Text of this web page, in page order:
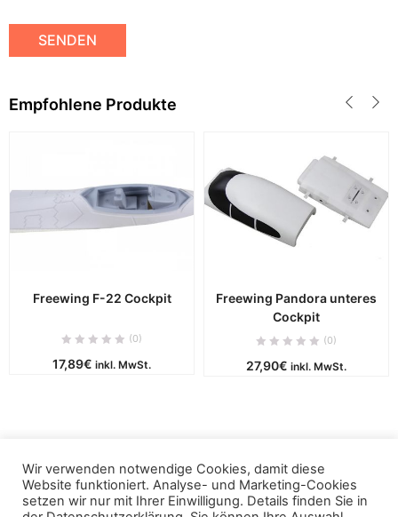
Empfohlene Produkte
Freewing F-22 Cockpit
(0)
17,89€ inkl. MwSt.
Freewing Pandora unteres
Cockpit
(0)
27,90€ inkl. MwSt.
Copyright © 2019 - puca. All Rights Reserved. Powered by
ThemBay
Wir verwenden notwendige Cookies, damit diese
Website funktioniert. Analyse- und Marketing-Cookies
setzen wir nur mit Ihrer Einwilligung. Details finden Sie in